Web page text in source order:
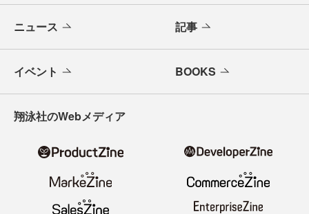
ニュース 記事
イベント BOOKS
翔泳社のWebメディア